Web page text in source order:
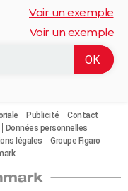
Voir un exemple
Voir un exemple
Publicité
Contact
Données personnelles
légales
Groupe Figaro